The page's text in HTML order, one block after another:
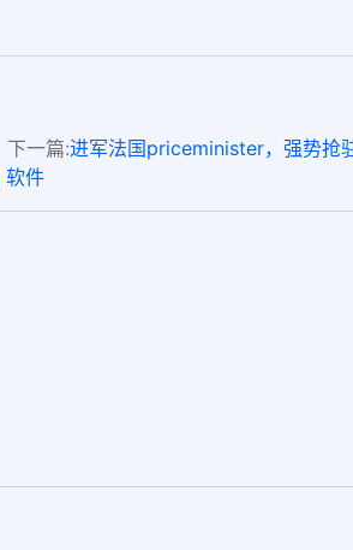
下一篇:进军法国priceminister，强势抢
件